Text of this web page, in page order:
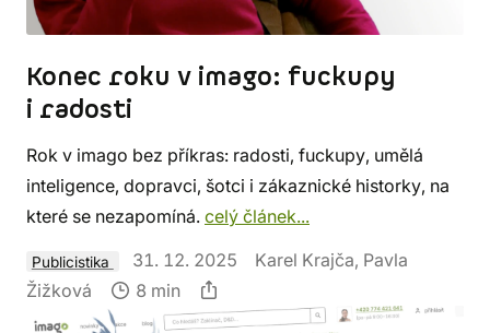
Konec roku v imago: fuckupy
i radosti
Rok v imago bez příkras: radosti, fuckupy, umělá
inteligence, dopravci, šotci i zákaznické historky, na
které se nezapomíná. celý článek...
Publicistika 31. 12. 2025
Karel Krajča, Pavla
Žižková
8 min